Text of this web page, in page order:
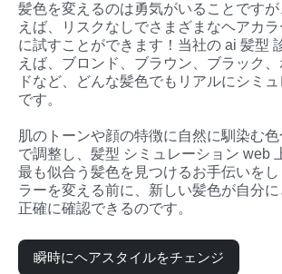
髪色を変えるのは勇気がいることです
えば、リスクなしでさまざまなヘアカ
に試すことができます！当社の ai 髪型
えば、ブロンド、ブラウン、ブラック
ドなど、どんな髪色でもリアルにシミ
です。
肌のトーンや顔の特徴に自然に馴染む
で調整し、髪型 シミュレーション web
最も似合う髪色を見つけるお手伝いを
ラーを変える前に、新しい髪色が自分
正確に確認できるのです。
瞬時にヘアスタイルをチェンジ